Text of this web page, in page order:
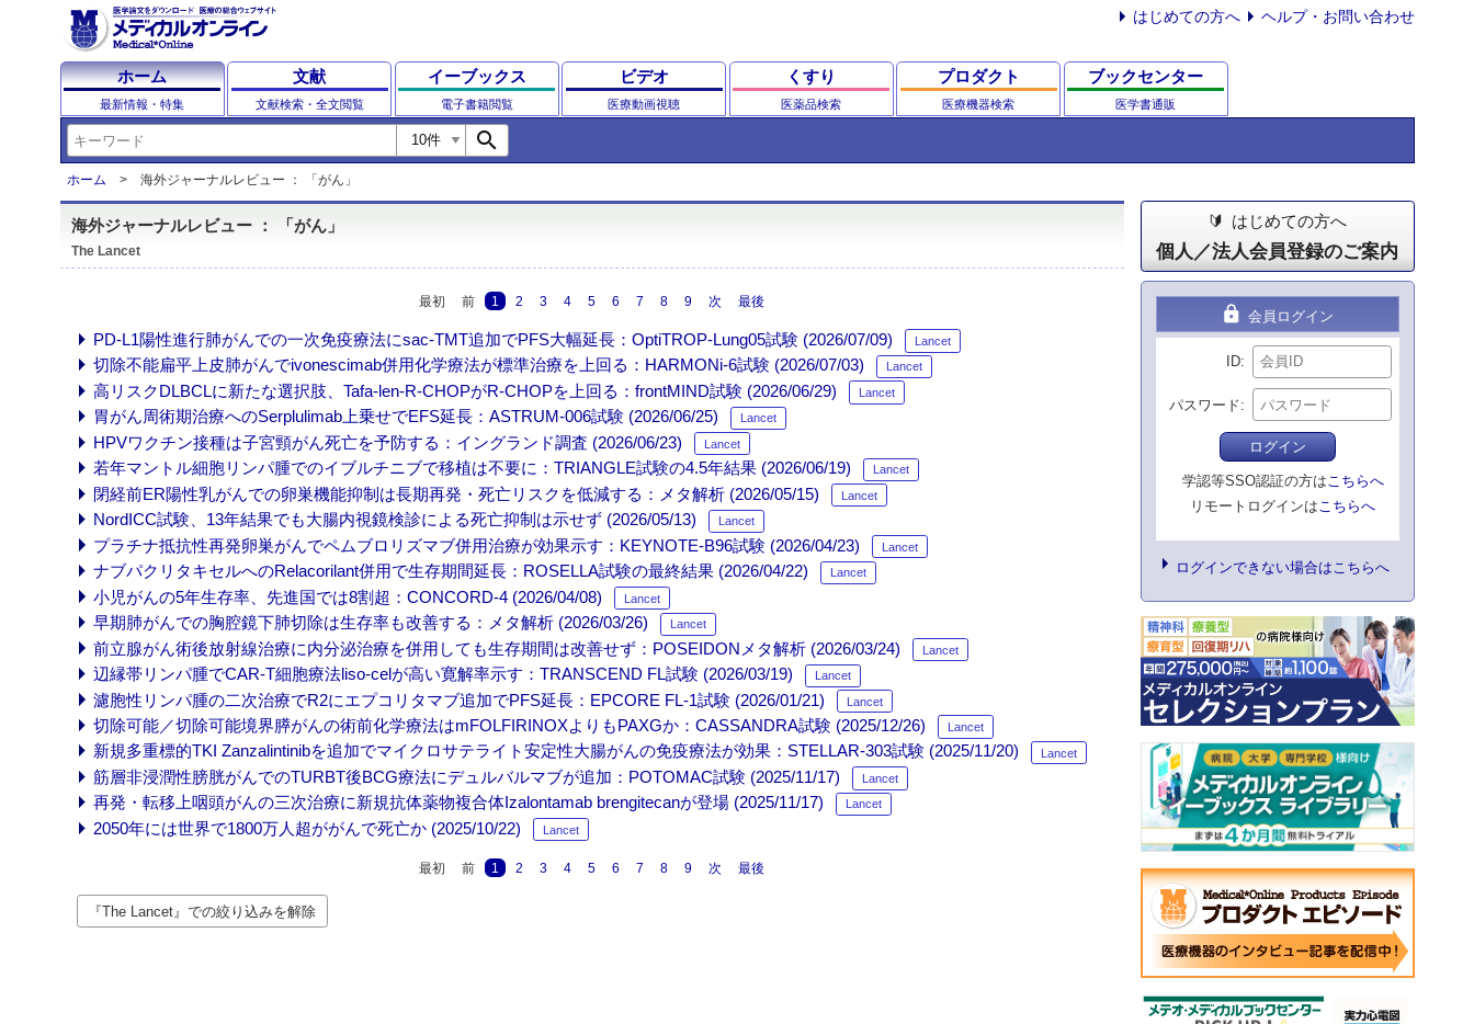
はじめての方へ ヘルプ・お問い合わせ
ホーム
最新情報・特集
文献
文献検索・全文閲覧
イーブックス
電子書籍閲覧
ビデオ
医療動画視聴
くすり
医薬品検索
プロダクト
医療機器検索
ブックセンター
医学書通販
search
ホーム 海外ジャーナルレビュー ： 「がん」
海外ジャーナルレビュー ： 「がん」
The Lancet
最初 前 1 2 3 4 5 6 7 8 9 次 最後
PD-L1陽性進行肺がんでの一次免疫療法にsac-TMT追加でPFS大幅延長：OptiTROP-Lung05試験 (2026/07/09) Lancet
切除不能扁平上皮肺がんでivonescimab併用化学療法が標準治療を上回る：HARMONi-6試験 (2026/07/03) Lancet
高リスクDLBCLに新たな選択肢、Tafa-len-R-CHOPがR-CHOPを上回る：frontMIND試験 (2026/06/29) Lancet
胃がん周術期治療へのSerplulimab上乗せでEFS延長：ASTRUM-006試験 (2026/06/25) Lancet
HPVワクチン接種は子宮頸がん死亡を予防する：イングランド調査 (2026/06/23) Lancet
若年マントル細胞リンパ腫でのイブルチニブで移植は不要に：TRIANGLE試験の4.5年結果 (2026/06/19) Lancet
閉経前ER陽性乳がんでの卵巣機能抑制は長期再発・死亡リスクを低減する：メタ解析 (2026/05/15) Lancet
NordICC試験、13年結果でも大腸内視鏡検診による死亡抑制は示せず (2026/05/13) Lancet
プラチナ抵抗性再発卵巣がんでペムブロリズマブ併用治療が効果示す：KEYNOTE-B96試験 (2026/04/23) Lancet
ナブパクリタキセルへのRelacorilant併用で生存期間延長：ROSELLA試験の最終結果 (2026/04/22) Lancet
小児がんの5年生存率、先進国では8割超：CONCORD-4 (2026/04/08) Lancet
早期肺がんでの胸腔鏡下肺切除は生存率も改善する：メタ解析 (2026/03/26) Lancet
前立腺がん術後放射線治療に内分泌治療を併用しても生存期間は改善せず：POSEIDONメタ解析 (2026/03/24) Lancet
辺縁帯リンパ腫でCAR-T細胞療法liso-celが高い寛解率示す：TRANSCEND FL試験 (2026/03/19) Lancet
濾胞性リンパ腫の二次治療でR2にエプコリタマブ追加でPFS延長：EPCORE FL-1試験 (2026/01/21) Lancet
切除可能／切除可能境界膵がんの術前化学療法はmFOLFIRINOXよりもPAXGか：CASSANDRA試験 (2025/12/26) Lancet
新規多重標的TKI Zanzalintinibを追加でマイクロサテライト安定性大腸がんの免疫療法が効果：STELLAR-303試験 (2025/11/20) Lancet
筋層非浸潤性膀胱がんでのTURBT後BCG療法にデュルバルマブが追加：POTOMAC試験 (2025/11/17) Lancet
再発・転移上咽頭がんの三次治療に新規抗体薬物複合体Izalontamab brengitecanが登場 (2025/11/17) Lancet
2050年には世界で1800万人超ががんで死亡か (2025/10/22) Lancet
最初 前 1 2 3 4 5 6 7 8 9 次 最後
『The Lancet』での絞り込みを解除
はじめての方へ
個人／法人会員登録のご案内
lock 会員ログイン
ID
パスワード
ログイン
学認等SSO認証の方はこちらへ
リモートログインはこちらへ
ログインできない場合はこちらへ